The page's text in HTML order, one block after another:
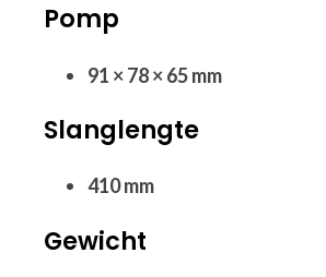
Pomp
91 × 78 × 65 mm
Slanglengte
410 mm
Gewicht